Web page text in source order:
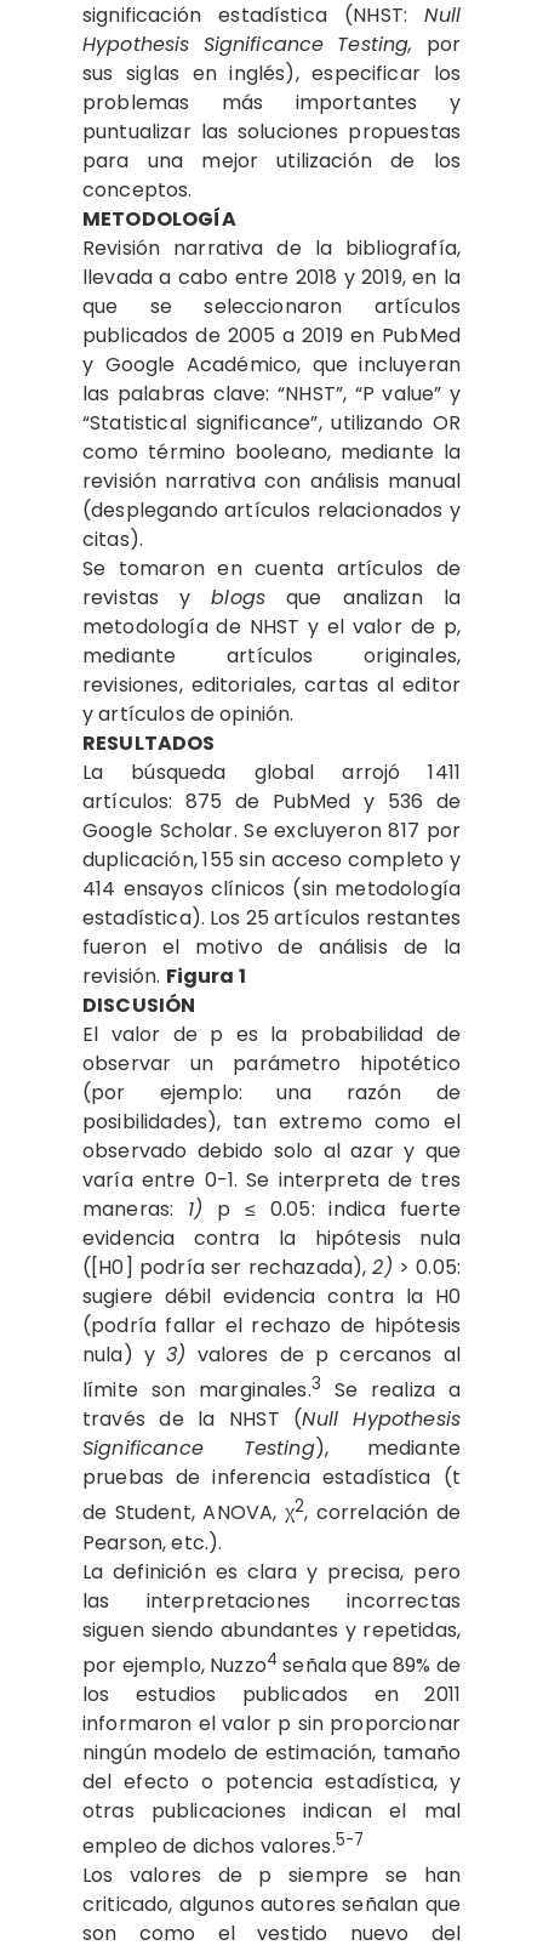
significación estadística (NHST:Null
Hypothesis Significance Testing, por
sus siglas en inglés), especificar los
problemas más importantes y
puntualizar las soluciones propuestas
para una mejor utilización de los
conceptos.
METODOLOGÍA
Revisión narrativa de la bibliografía,
llevada a cabo entre 2018 y 2019, en la
que se seleccionaron artículos
publicados de 2005 a 2019 en PubMed
y Google Académico, que incluyeran
las palabras clave: “NHST”, “P value” y
“Statistical significance”, utilizando OR
como término booleano, mediante la
revisión narrativa con análisis manual
(desplegando artículos relacionados y
citas).
Se tomaron en cuenta artículos de
revistas yblogs que analizan la
metodología de NHST y el valor de p,
mediante artículos originales,
revisiones, editoriales, cartas al editor
y artículos de opinión.
RESULTADOS
La búsqueda global arrojó 1411
artículos: 875 de PubMed y 536 de
Google Scholar. Se excluyeron 817 por
duplicación, 155 sin acceso completo y
414 ensayos clínicos (sin metodología
estadística). Los 25 artículos restantes
fueron el motivo de análisis de la
revisión. Figura 1
DISCUSIÓN
El valor de p es la probabilidad de
observar un parámetro hipotético
(por ejemplo: una razón de
posibilidades), tan extremo como el
observado debido solo al azar y que
varía entre 0-1. Se interpreta de tres
maneras: 1) p ≤ 0.05: indica fuerte
evidencia contra la hipótesis nula
([H0] podría ser rechazada),2) > 0.05:
sugiere débil evidencia contra la H0
(podría fallar el rechazo de hipótesis
nula) y3) valores de p cercanos al
límite son marginales.3
Se realiza a
través de la NHST (Null Hypothesis
Significance Testing), mediante
pruebas de inferencia estadística (t
de Student, ANOVA, χ2, correlación de
Pearson, etc.).
La definición es clara y precisa, pero
las interpretaciones incorrectas
siguen siendo abundantes y repetidas,
por ejemplo, Nuzzo4 señala que 89% de
los estudios publicados en 2011
informaron el valor p sin proporcionar
ningún modelo de estimación, tamaño
del efecto o potencia estadística, y
otras publicaciones indican el mal
empleo de dichos valores.5-7
Los valores de p siempre se han
criticado, algunos autores señalan que
son como el vestido nuevo del